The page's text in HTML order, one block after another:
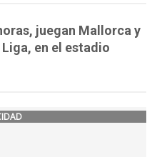
juegan Mallorca y
en el estadio